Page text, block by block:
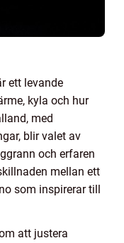
ett levande
kyla och hur
med
blir valet av
och erfaren
mellan ett
som inspirerar till
att justera